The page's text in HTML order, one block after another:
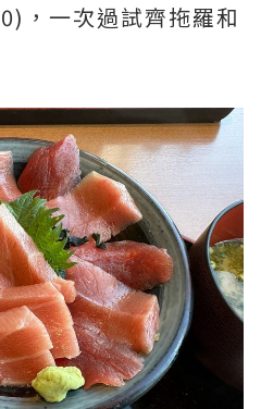
，一次過試齊拖羅和